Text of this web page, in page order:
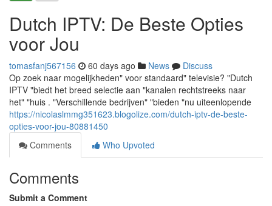
Dutch IPTV: De Beste Opties
voor Jou
tomasfanj567156 60 days ago News
Discuss
Op zoek naar mogelijkheden" voor standaard" televisie? "Dutch
IPTV "biedt het breed selectie aan "kanalen rechtstreeks naar
het" "huis . "Verschillende bedrijven" "bieden "nu uiteenlopende
https://nicolaslmmg351623.blogolize.com/dutch-iptv-de-beste-
opties-voor-jou-80881450
Comments
Who Upvoted
Comments
Submit a Comment